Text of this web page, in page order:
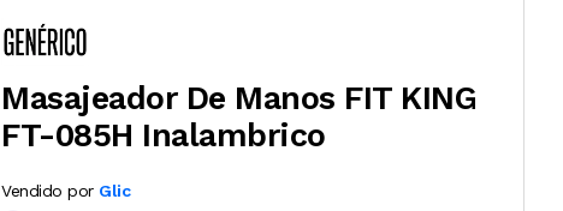
Masajeador De Manos FIT KING
FT-085H Inalambrico
Vendido por Glic